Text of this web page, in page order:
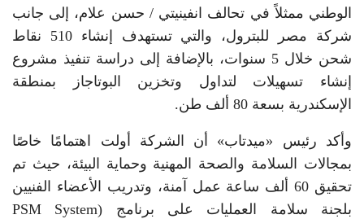
الوطني ممثلاً في تحالف انفينيتي / حسن علام، إلى جانب
شركة مصر للبترول، والتي تستهدف إنشاء 510 نقاط
شحن خلال 5 سنوات، بالإضافة إلى دراسة تنفيذ مشروع
إنشاء تسهيلات لتداول وتخزين البوتاجاز بمنطقة
الإسكندرية بسعة 80 ألف طن.
وأكد رئيس «ميدتاب» أن الشركة أولت اهتمامًا خاصًا
بمجالات السلامة والصحة المهنية وحماية البيئة، حيث تم
تحقيق 60 ألف ساعة عمل آمنة، وتدريب الأعضاء الفنيين
بلجنة سلامة العمليات على برنامج (PSM System